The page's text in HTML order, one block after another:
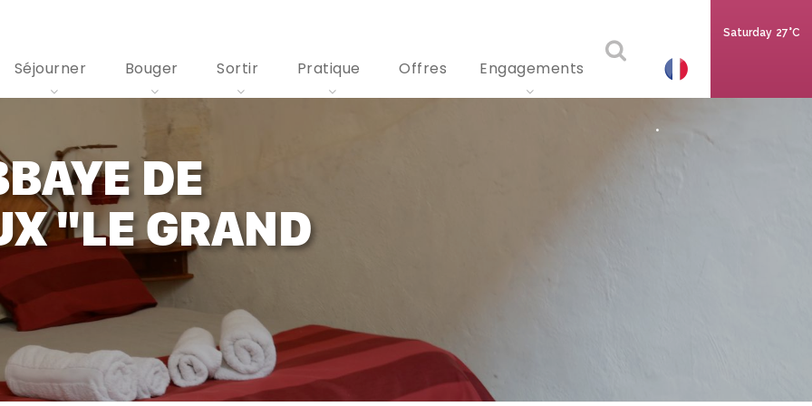
Séjourner Bouger Sortir Pratique Offres Engagements
Saturday 27°C
DE
"LE GRAND